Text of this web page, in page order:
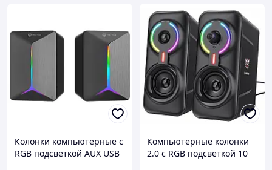
Колонки компьютерные с
RGB подсветкой AUX USB
Компьютерные колонки
2.0 с RGB подсветкой 10